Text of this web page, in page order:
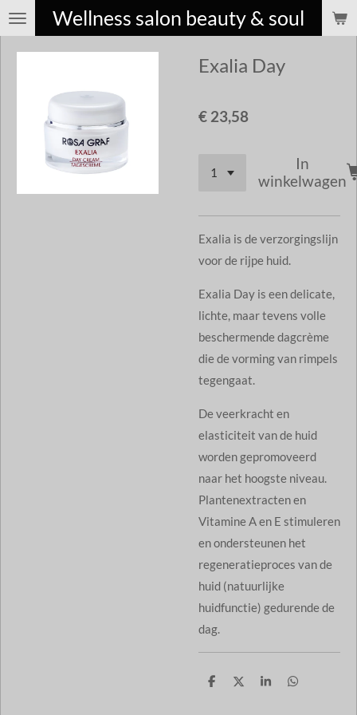
Ga
direct
hoofdinhoud
Wellness salon beauty & soul
Exalia Day
€ 23,58
In
winkelwagen
Exalia is de verzorgingslijn
voor de rijpe huid.
Exalia Day is een delicate,
lichte, maar tevens volle
beschermende dagcrème
die de vorming van rimpels
tegengaat.
De veerkracht en
elasticiteit van de huid
worden gepromoveerd
naar het hoogste niveau.
Plantenextracten en
Vitamine A en E stimuleren
en ondersteunen het
regeneratieproces van de
huid (natuurlijke
huidfunctie) gedurende de
dag.
D
D
S
D